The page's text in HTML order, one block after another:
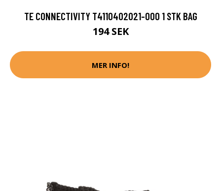
TE CONNECTIVITY T4110402021-000 1 STK BAG
194 SEK
MER INFO!